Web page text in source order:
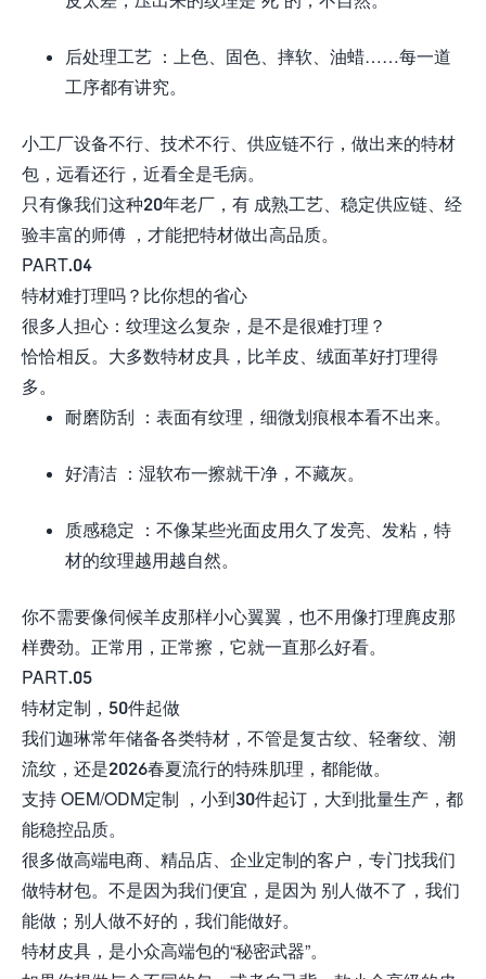
后处理工艺 ：上色、固色、摔软、油蜡……每一道
工序都有讲究。
小工厂设备不行、技术不行、供应链不行，做出来的特材
包，远看还行，近看全是毛病。
只有像我们这种20年老厂，有 成熟工艺、稳定供应链、经
验丰富的师傅 ，才能把特材做出高品质。
PART.04
特材难打理吗？比你想的省心
很多人担心：纹理这么复杂，是不是很难打理？
恰恰相反。大多数特材皮具，比羊皮、绒面革好打理得
多。
耐磨防刮 ：表面有纹理，细微划痕根本看不出来。
好清洁 ：湿软布一擦就干净，不藏灰。
质感稳定 ：不像某些光面皮用久了发亮、发粘，特
材的纹理越用越自然。
你不需要像伺候羊皮那样小心翼翼，也不用像打理麂皮那
样费劲。正常用，正常擦，它就一直那么好看。
PART.05
特材定制，50件起做
我们迦琳常年储备各类特材，不管是复古纹、轻奢纹、潮
流纹，还是2026春夏流行的特殊肌理，都能做。
支持 OEM/ODM定制 ，小到30件起订，大到批量生产，都
能稳控品质。
很多做高端电商、精品店、企业定制的客户，专门找我们
做特材包。不是因为我们便宜，是因为 别人做不了，我们
能做；别人做不好的，我们能做好。
特材皮具，是小众高端包的“秘密武器”。